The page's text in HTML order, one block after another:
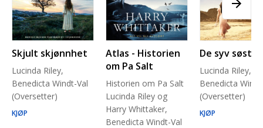
Skjult skjønnhet
Lucinda Riley,
Benedicta Windt-Val
(Oversetter)
KJØP
Atlas - Historien
om Pa Salt
Historien om Pa Salt
Lucinda Riley og
Harry Whittaker,
Benedicta Windt-Val
De syv søstre
Lucinda Riley,
Benedicta
(Oversetter)
KJØP